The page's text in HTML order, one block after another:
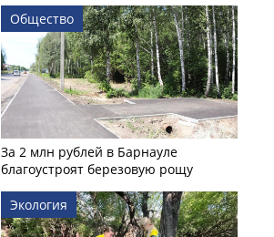
Общество
За 2 млн рублей в Барнауле
благоустроят березовую рощу
Экология